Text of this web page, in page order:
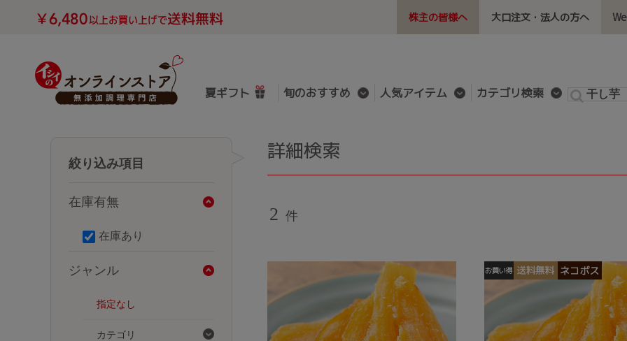
株主の皆様へ 大口注文・法人の方へ
夏ギフト 旬のおすすめ 人気アイテム カテゴリ検索
絞り込み項目
在庫有無
在庫あり
ジャンル
指定なし
カテゴリ
詳細検索
2 件